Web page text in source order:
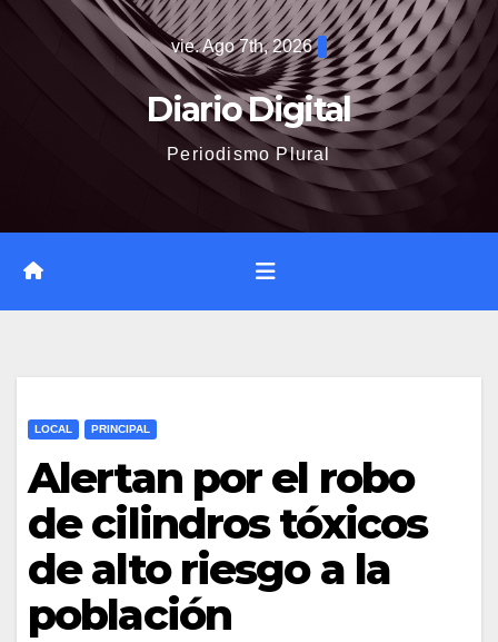
vie. Ago 7th, 2026
Diario Digital
Periodismo Plural
LOCAL PRINCIPAL
Alertan por el robo
de cilindros tóxicos
de alto riesgo a la
población